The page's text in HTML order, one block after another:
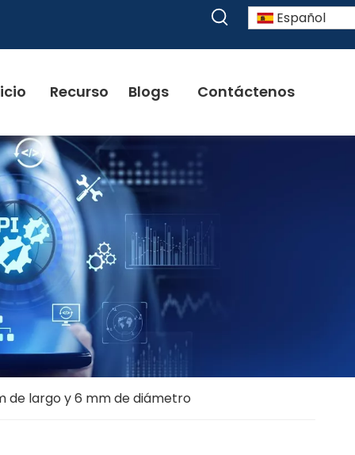
Español
Recurso Blogs Contáctenos
de largo y 6 mm de diámetro